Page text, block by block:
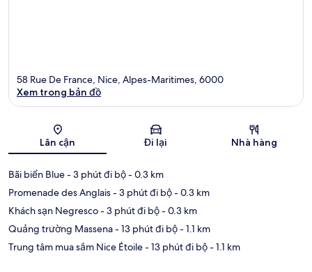
Bản đồ
58 Rue De France, Nice, Alpes-Maritimes, 6000
Xem trong bản đồ
Lân cận Đi lại Nhà hàng
Bãi biển Blue- 3 phút đi bộ- 0.3 km
Promenade des Anglais- 3 phút đi bộ- 0.3 km
Khách sạn Negresco- 3 phút đi bộ- 0.3 km
Quảng trường Massena- 13 phút đi bộ- 1.1 km
Trung tâm mua sắm Nice Étoile- 13 phút đi bộ- 1.1 km